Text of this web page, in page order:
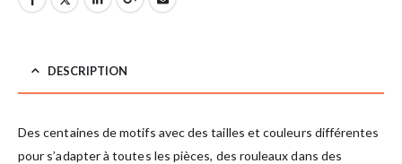
DESCRIPTION
Des centaines de motifs avec des tailles et couleurs différentes
pour s’adapter à toutes les pièces, des rouleaux dans des